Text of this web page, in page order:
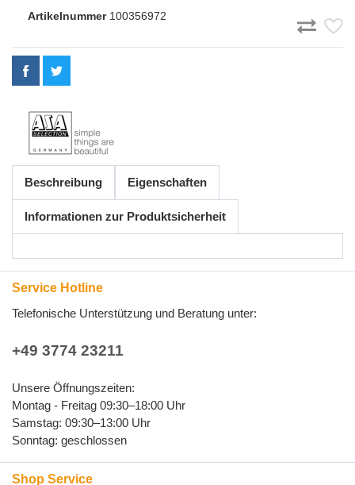
Artikelnummer100356972
Beschreibung Eigenschaften
Informationen zur Produktsicherheit
Service Hotline
Telefonische Unterstützung und Beratung unter:
+49 3774 23211
Unsere Öffnungszeiten:
Montag - Freitag 09:30–18:00 Uhr
Samstag: 09:30–13:00 Uhr
Sonntag: geschlossen
Shop Service